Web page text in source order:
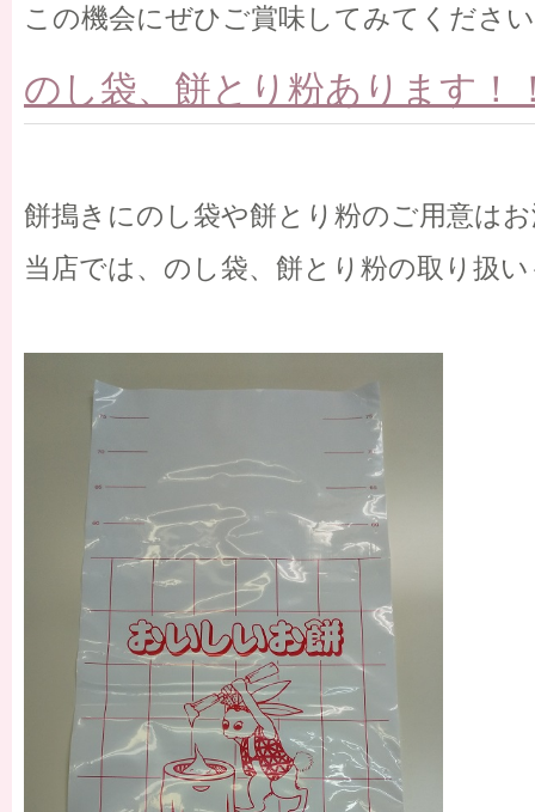
この機会にぜひご賞味してみてください
のし袋、餅とり粉あります！
餅搗きにのし袋や餅とり粉のご用意は
当店では、のし袋、餅とり粉の取り扱